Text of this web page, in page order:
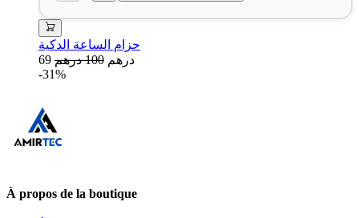
حزام الساعة الدكية
69 درهم 100 درهم
-31%
À propos de la boutique